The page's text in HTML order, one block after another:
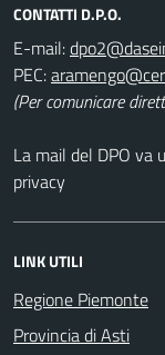
CONTATTI D.P.O.
E-mail:
PEC:
(Per comunicare
La mail del DPO va
privacy
LINK UTILI
Regione Piemonte
Provincia di Asti